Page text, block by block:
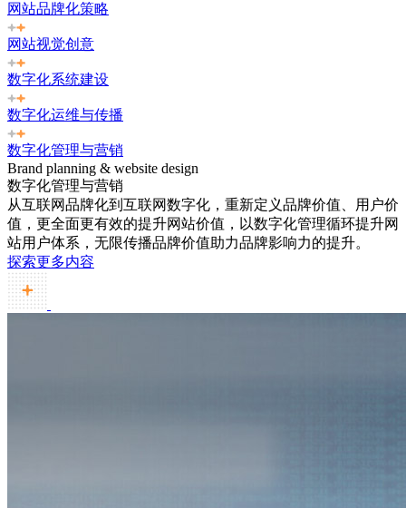
网站品牌化策略
网站视觉创意
数字化系统建设
数字化运维与传播
数字化管理与营销
Brand planning & website design
数字化管理与营销
从互联网品牌化到互联网数字化，重新定义品牌价值、用户价
值，更全面更有效的提升网站价值，以数字化管理循环提升网
站用户体系，无限传播品牌价值助力品牌影响力的提升。
探索更多内容